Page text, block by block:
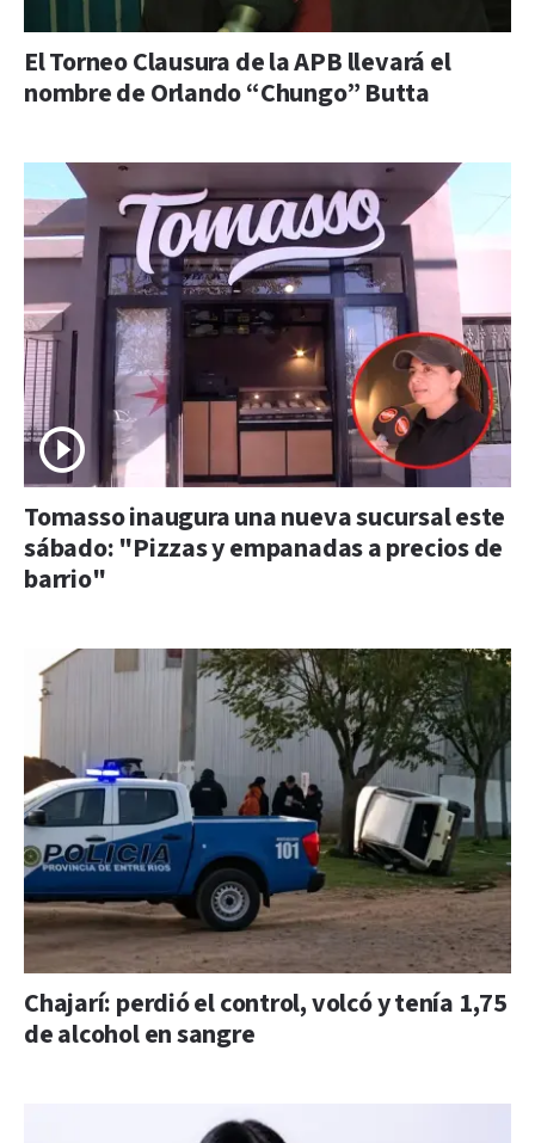
El Torneo Clausura de la APB llevará el
nombre de Orlando “Chungo” Butta
Tomasso inaugura una nueva sucursal este
sábado: "Pizzas y empanadas a precios de
barrio"
Chajarí: perdió el control, volcó y tenía 1,75
de alcohol en sangre